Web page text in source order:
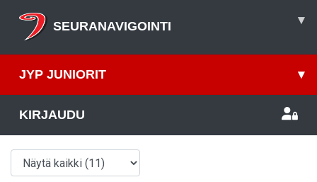
SEURANAVIGOINTI ▾
JYP JUNIORIT ▾
KIRJAUDU